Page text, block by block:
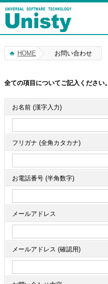
HOME お問い合わせ
全ての項目についてご記入ください。
お名前 (漢字入力)
フリガナ (全角カタカナ)
お電話番号 (半角数字)
メールアドレス
メールアドレス (確認用)